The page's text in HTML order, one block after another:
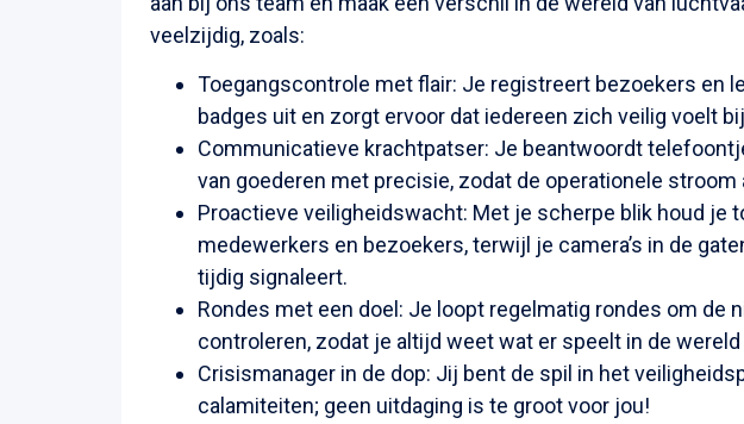
veelzijdig, zoals:
Toegangscontrole met flair: Je registreert bezoekers en
badges uit en zorgt ervoor dat iedereen zich veilig voelt
Communicatieve krachtpatser: Je beantwoordt
van goederen met precisie, zodat de operationele
Proactieve veiligheidswacht: Met je scherpe blik houd je
medewerkers en bezoekers, terwijl je camera’s in de
tijdig signaleert.
Rondes met een doel: Je loopt regelmatig rondes om de
controleren, zodat je altijd weet wat er speelt in de
Crisismanager in de dop: Jij bent de spil in het
calamiteiten; geen uitdaging is te groot voor jou!